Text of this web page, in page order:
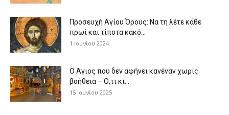
Προσευχή Αγίου Όρους: Να τη λέτε κάθε
πρωί και τίποτα κακό...
1 Ιουνίου 2024
Ο Άγιος που δεν αφήνει κανέναν χωρίς
βοήθεια – Ό,τι κι...
15 Ιουνίου 2025